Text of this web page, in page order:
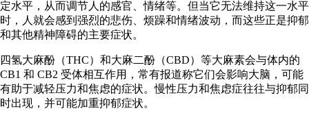
定水平，从而调节人的感官、情绪等。但当它无法维持这一水平
时，人就会感到强烈的悲伤、烦躁和情绪波动，而这些正是抑郁
和其他精神障碍的主要症状。
四氢大麻酚（THC） 和大麻二酚（CBD） 等大麻素会与体内的
CB1 和 CB2 受体相互作用，常有报道称它们会影响大脑，可能
有助于减轻压力和焦虑的症状。慢性压力和焦虑症往往与抑郁同
时出现，并可能加重抑郁症状。